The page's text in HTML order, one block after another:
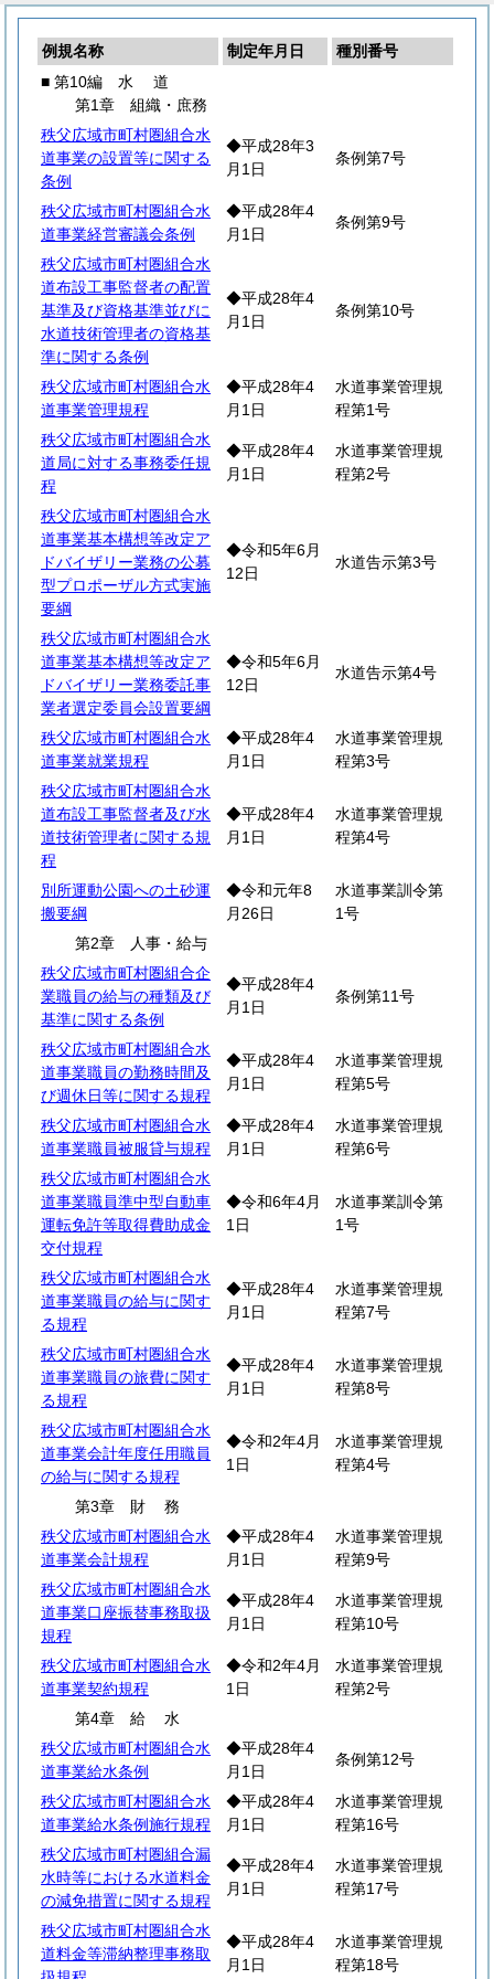
例規名称 制定年月日
種別番号
■ 第10編 水 道
第1章 組織・庶務
秩父広域市町村圏組合水
道事業の設置等に関する
条例
◆平成28年3
月1日
条例第7号
秩父広域市町村圏組合水
道事業経営審議会条例
◆平成28年4
月1日
条例第9号
秩父広域市町村圏組合水
道布設工事監督者の配置
基準及び資格基準並びに
水道技術管理者の資格基
準に関する条例
◆平成28年4
月1日
条例第10号
秩父広域市町村圏組合水
道事業管理規程
◆平成28年4
月1日
水道事業管理規
程第1号
秩父広域市町村圏組合水
道局に対する事務委任規
程
◆平成28年4
月1日
水道事業管理規
程第2号
秩父広域市町村圏組合水
道事業基本構想等改定ア
ドバイザリー業務の公募
型プロポーザル方式実施
要綱
◆令和5年6月
12日
水道告示第3号
秩父広域市町村圏組合水
道事業基本構想等改定ア
ドバイザリー業務委託事
業者選定委員会設置要綱
◆令和5年6月
12日
水道告示第4号
秩父広域市町村圏組合水
道事業就業規程
◆平成28年4
月1日
水道事業管理規
程第3号
秩父広域市町村圏組合水
道布設工事監督者及び水
道技術管理者に関する規
程
◆平成28年4
月1日
水道事業管理規
程第4号
別所運動公園への土砂運
搬要綱
◆令和元年8
月26日
水道事業訓令第
1号
第2章 人事・給与
秩父広域市町村圏組合企
業職員の給与の種類及び
基準に関する条例
◆平成28年4
月1日
条例第11号
秩父広域市町村圏組合水
道事業職員の勤務時間及
び週休日等に関する規程
◆平成28年4
月1日
水道事業管理規
程第5号
秩父広域市町村圏組合水
道事業職員被服貸与規程
◆平成28年4
月1日
水道事業管理規
程第6号
秩父広域市町村圏組合水
道事業職員準中型自動車
運転免許等取得費助成金
交付規程
◆令和6年4月
1日
水道事業訓令第
1号
秩父広域市町村圏組合水
道事業職員の給与に関す
る規程
◆平成28年4
月1日
水道事業管理規
程第7号
秩父広域市町村圏組合水
道事業職員の旅費に関す
る規程
◆平成28年4
月1日
水道事業管理規
程第8号
秩父広域市町村圏組合水
道事業会計年度任用職員
の給与に関する規程
◆令和2年4月
1日
水道事業管理規
程第4号
第3章 財務
秩父広域市町村圏組合水
道事業会計規程
◆平成28年4
月1日
水道事業管理規
程第9号
秩父広域市町村圏組合水
道事業口座振替事務取扱
規程
◆平成28年4
月1日
水道事業管理規
程第10号
秩父広域市町村圏組合水
道事業契約規程
◆令和2年4月
1日
水道事業管理規
程第2号
第4章 給水
秩父広域市町村圏組合水
道事業給水条例
◆平成28年4
月1日
条例第12号
秩父広域市町村圏組合水
道事業給水条例施行規程
◆平成28年4
月1日
水道事業管理規
程第16号
秩父広域市町村圏組合漏
水時等における水道料金
の減免措置に関する規程
◆平成28年4
月1日
水道事業管理規
程第17号
秩父広域市町村圏組合水
道料金等滞納整理事務取
◆平成28年4
月1日
水道事業管理規
程第18号